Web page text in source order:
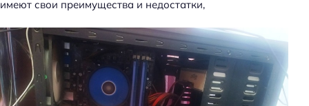
имеют свои преимущества и недостатки,